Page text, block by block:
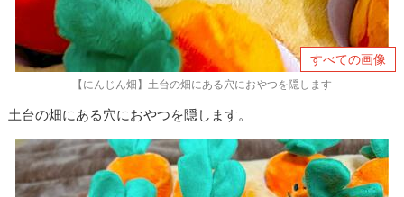
すべての画像
【にんじん畑】土台の畑にある穴におやつを隠します
土台の畑にある穴におやつを隠します。